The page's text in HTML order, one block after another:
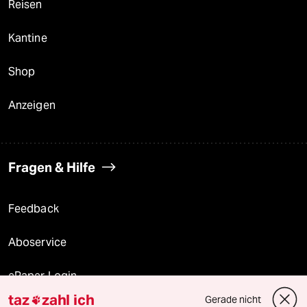
Reisen
Kantine
Shop
Anzeigen
Fragen & Hilfe
Feedback
Aboservice
ePaper Login
taz zahl ich Gerade nicht